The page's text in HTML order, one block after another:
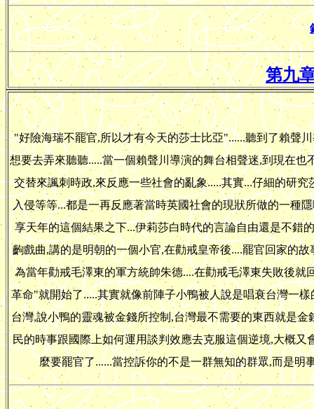
第九
"好險海瑞不罷官,所以才有今天的莎士比亞"......聽到了賴聲
想要去弄來聽聽.....當一個賴聲川導演的舞台相聲迷,到現在
交替來諷刺時政,來反應一些社會的亂象.....其實...仔細的研
入侵等等...都是一再反應著當時英國社會的現狀所做的一種
享天年的這個結果之下...伊莉莎白時代的言論自由還是不錯
齣戲曲,講的是明朝的一個小官,在勸戒皇帝後....罷官回家的
為當年勸戒毛澤東的軍方統帥朱德....在勸戒毛澤東失敗後
革命"就開始了.....其實就像前陣子小鴨被人說是唱衰台灣一
台灣,說小鴨的靈魂被金錢所控制,台灣最不需要的東西就是
民的時事跟國際上如何運用談判效應去克服這個逆境,大概
麼要罷官了......當控訴你的不是一群無知的群眾,而是